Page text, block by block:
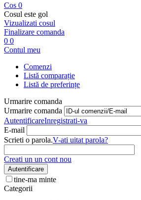
Cos 0
Cosul este gol
Vizualizati cosul
Finalizare comanda
0 0
Contul meu
Comenzi
Listă comparație
Listă de preferințe
Urmarire comanda
Urmarire comanda
AutentificareInregistrati-va
E-mail
Scrieti o parola.V-ati uitat parola?
Creati un un cont nou
Autentificare
tine-ma minte
Categorii